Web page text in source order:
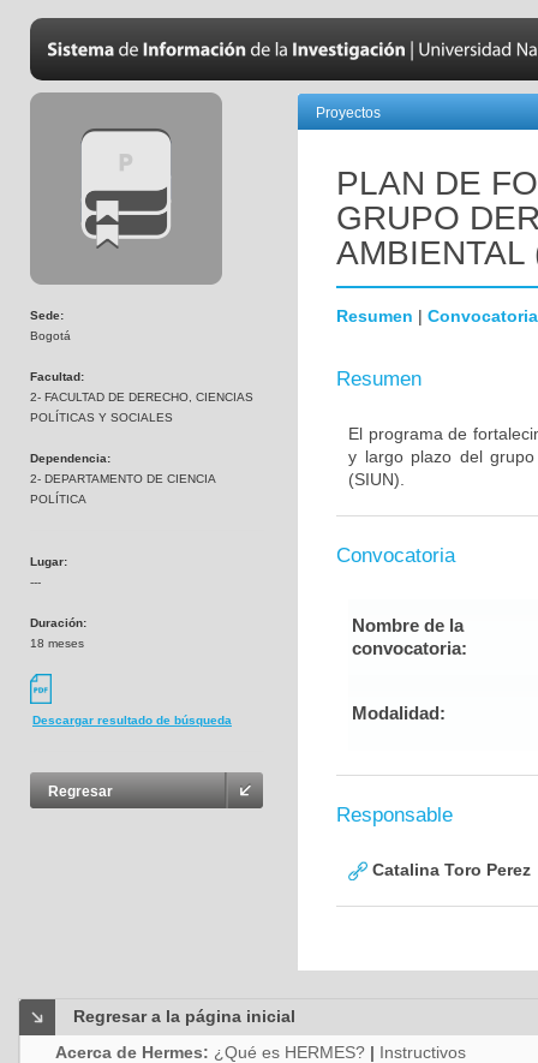
Sede:
Bogotá
Facultad:
2- FACULTAD DE DERECHO, CIENCIAS
POLÍTICAS Y SOCIALES
Dependencia:
2- DEPARTAMENTO DE CIENCIA
POLÍTICA
Lugar:
---
Duración:
18 meses
Descargar resultado de búsqueda
Regresar
Proyectos
PLAN DE
GRUPO
AMBIENTAL
Resumen | Convocatoria
Resumen
El programa de
y largo plazo del
(SIUN).
Convocatoria
Nombre de la
convocatoria:
Modalidad:
Responsable
Catalina Toro Perez
Regresar a la página inicial
Acerca de Hermes: ¿Qué es HERMES? | Instructivos